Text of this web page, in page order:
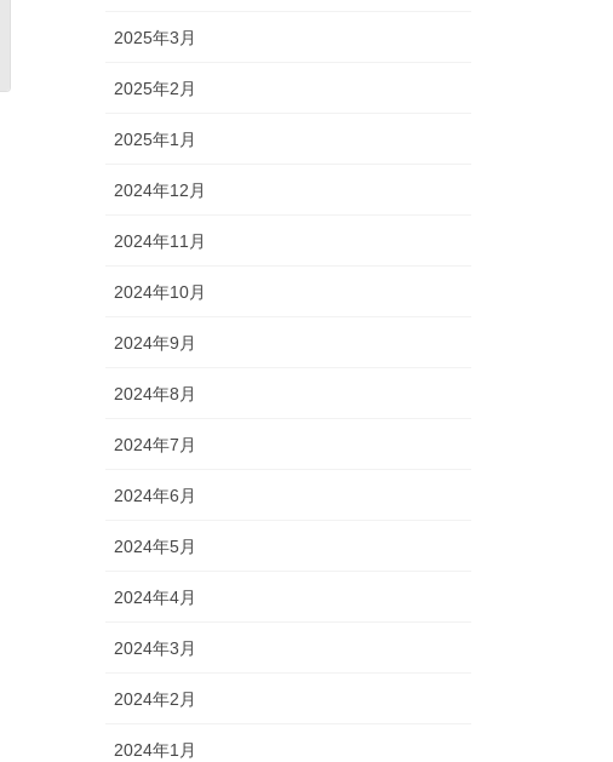
2025年3月
2025年2月
2025年1月
2024年12月
2024年11月
2024年10月
2024年9月
2024年8月
2024年7月
2024年6月
2024年5月
2024年4月
2024年3月
2024年2月
2024年1月